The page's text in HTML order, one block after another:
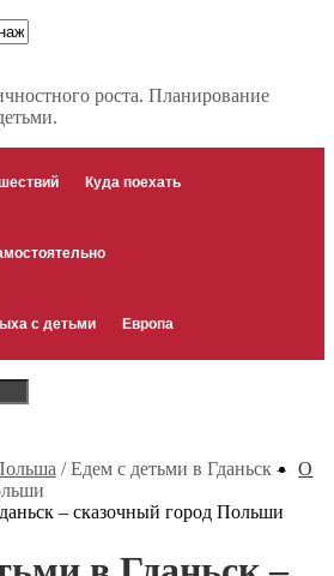
роста. Планирование
Куда поехать
с детьми Европа
/Едем с детьми в Гданьск –
О